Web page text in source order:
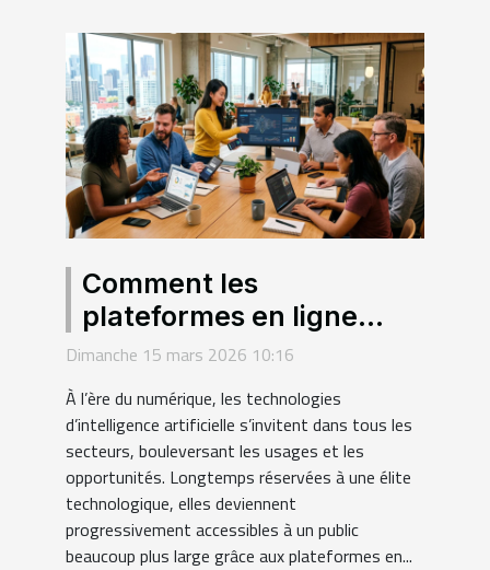
Comment les
plateformes en ligne
démocratisent-elles
d'IA ?
Dimanche 15 mars 2026 10:16
À l’ère du numérique, les technologies
d’intelligence artificielle s’invitent dans tous les
secteurs, bouleversant les usages et les
opportunités. Longtemps réservées à une élite
technologique, elles deviennent
progressivement accessibles à un public
beaucoup plus large grâce aux plateformes en...